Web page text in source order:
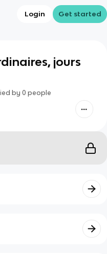
Login Get started
jours
by 0 people